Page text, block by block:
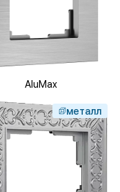
AluMax
металл